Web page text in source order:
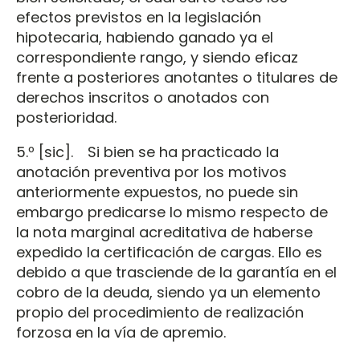
efectos previstos en la legislación
hipotecaria, habiendo ganado ya el
correspondiente rango, y siendo eficaz
frente a posteriores anotantes o titulares de
derechos inscritos o anotados con
posterioridad.
5.º [sic]. Si bien se ha practicado la
anotación preventiva por los motivos
anteriormente expuestos, no puede sin
embargo predicarse lo mismo respecto de
la nota marginal acreditativa de haberse
expedido la certificación de cargas. Ello es
debido a que trasciende de la garantía en el
cobro de la deuda, siendo ya un elemento
propio del procedimiento de realización
forzosa en la vía de apremio.